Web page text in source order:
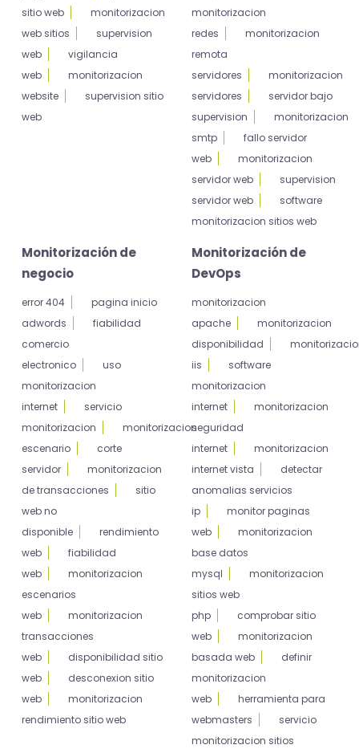
sitio web
monitorizacion
web sitios
supervision
web
vigilancia
web
monitorizacion
website
supervision sitio
web
monitorizacion
redes
monitorizacion
remota
servidores
monitorizacion
servidores
servidor bajo
supervision
monitorizacion
smtp
fallo servidor
web
monitorizacion
servidor web
supervision
servidor web
software
monitorizacion sitios web
Monitorización de
negocio
error 404
pagina inicio
adwords
fiabilidad
comercio
electronico
uso
monitorizacion
internet
servicio
monitorizacion
monitorizacion
escenario
corte
servidor
monitorizacion
de transacciones
sitio
web no
disponible
rendimiento
web
fiabilidad
web
monitorizacion
escenarios
web
monitorizacion
transacciones
web
disponibilidad sitio
web
desconexion sitio
web
monitorizacion
rendimiento sitio web
Monitorización de
DevOps
monitorizacion
apache
monitorizacion
disponibilidad
iis
software
monitorizacion
internet
monitorizacion
seguridad
internet
monitorizacion
internet vista
detectar
anomalias servicios
ip
monitor paginas
web
monitorizacion
base datos
mysql
monitorizacion
sitios web
php
comprobar sitio
web
monitorizacion
basada web
definir
monitorizacion
web
herramienta para
webmasters
servicio
monitorizacion sitios